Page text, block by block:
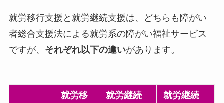
就労移行支援と就労継続支援は、どちらも障がい
者総合支援法による就労系の障がい福祉サービス
ですが、 それぞれ以下の違いがあります。
就労移
就労継続
就労継続